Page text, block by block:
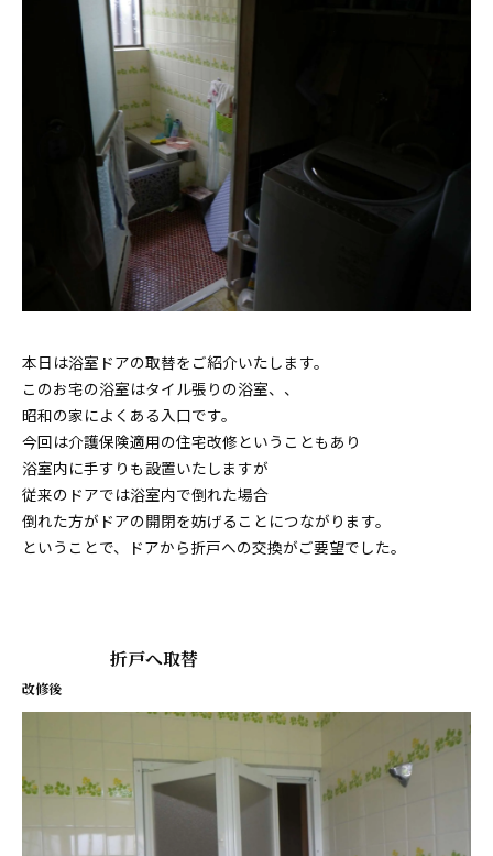
本日は浴室ドアの取替をご紹介いたします。
このお宅の浴室はタイル張りの浴室、、
昭和の家によくある入口です。
今回は介護保険適用の住宅改修ということもあり
浴室内に手すりも設置いたしますが
従来のドアでは浴室内で倒れた場合
倒れた方がドアの開閉を妨げることにつながります。
ということで、ドアから折戸への交換がご要望でした。
折戸へ取替
改修後